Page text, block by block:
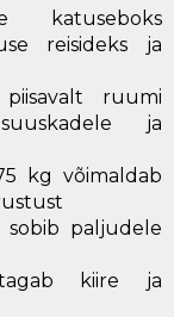
katuseboks
reisideks ja
ruumi
ja
kg võimaldab
sobib paljudele
tagab kiire ja